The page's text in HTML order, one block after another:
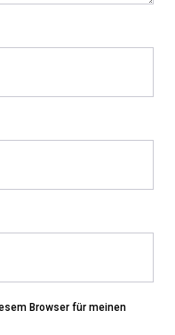
Browser für meinen